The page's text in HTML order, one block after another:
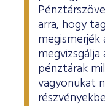
arra, hogy
pénztárak
vagyonukat